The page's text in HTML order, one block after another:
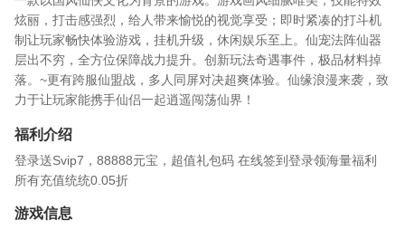
炫丽，打击感强烈，给人带来愉悦的视觉享受；即时紧凑的打斗机
制让玩家畅快体验游戏，挂机升级，休闲娱乐至上。仙宠法阵仙器
层出不穷，全方位保障战力提升。创新玩法奇遇事件，极品材料掉
落。~更有跨服仙盟战，多人同屏对决超爽体验。仙缘浪漫来袭，致
力于让玩家能携手仙侣一起逍遥闯荡仙界！
福利介绍
登录送Svip7，88888元宝，超值礼包码 在线签到登录领海量福利
所有充值统统0.05折
游戏信息